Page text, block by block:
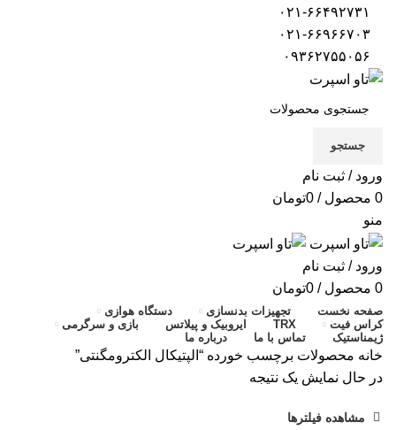
جستجو
ورود / ثبت نام
0 محصول / تومان0
منو
ورود / ثبت نام
0 محصول / تومان0
صفحه نخست تجهیزات بدنسازی
دستگاه هوازی
کراس فیت
TRX ایروبیک و پیلاتس
بازی و سرگرمی
ژیمناستیک
تماس با ما درباره ما
خانه محصولات برچسب خورده “الپتیکال الکترومگنتی”
در حال نمایش یک نتیجه
مشاهده فیلترها